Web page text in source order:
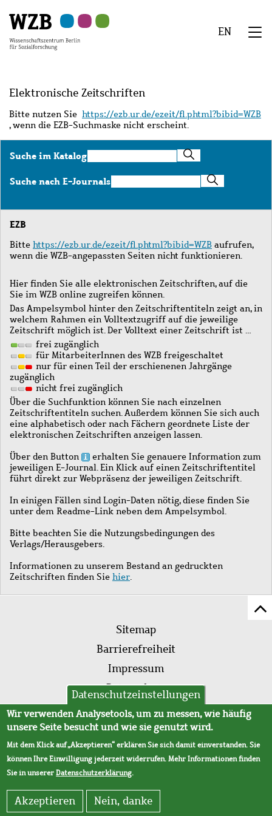
Hauptinhalt
springen
Navigation
springen
Suche
springen
Sekundärnavigation
springen
Fußzeile
springen
EN
Elektronische Zeitschriften
Bitte nutzen Sie https://ezb.ur.de/ezeit/fl.phtml?bibid=WZB
, wenn die EZB-Suchmaske nicht erscheint.
Suche im KatalogSuche
im
Katalog
Suche nach E-JournalsSuche
nach
Journals
EZB
Bitte https://ezb.ur.de/ezeit/fl.phtml?bibid=WZB aufrufen,
wenn die WZB-angepassten Seiten nicht funktionieren.
Hier finden Sie alle elektronischen Zeitschriften, auf die
Sie im WZB online zugreifen können.
Das Ampelsymbol hinter den Zeitschriftentiteln zeigt an, in
welchem Rahmen ein Volltextzugriff auf die jeweilige
Zeitschrift möglich ist. Der Volltext einer Zeitschrift ist …
frei zugänglich
für MitarbeiterInnen des WZB freigeschaltet
nur für einen Teil der erschienenen Jahrgänge
zugänglich
nicht frei zugänglich
Über die Suchfunktion können Sie nach einzelnen
Zeitschriftentiteln suchen. Außerdem können Sie sich auch
eine alphabetisch oder nach Fächern geordnete Liste der
elektronischen Zeitschriften anzeigen lassen.
Über den Button
erhalten Sie genauere Information zum
jeweiligen E-Journal. Ein Klick auf einen Zeitschriftentitel
führt direkt zur Webpräsenz der jeweiligen Zeitschrift.
In einigen Fällen sind Login-Daten nötig, diese finden Sie
unter dem Readme-Link neben dem Ampelsymbol.
Bitte beachten Sie die Nutzungsbedingungen des
Verlags/Herausgebers.
Informationen zu unserem Bestand an gedruckten
Zeitschriften finden Sie hier.
Fußleistenmenü
Sitemap
Barrierefreiheit
Impressum
Datenschutz
AVB
Datenschutzeinstellungen
Wir verwenden Analysetools, um zu messen, wie häufig
unsere Seite besucht und wie sie genutzt wird.
Mit dem Klick auf „Akzeptieren“ erklären Sie sich damit einverstanden. Sie
können Ihre Einwilligung jederzeit widerrufen. Mehr Informationen finden
Sie in unsererDatenschutzerklärung.
Akzeptieren Nein, danke